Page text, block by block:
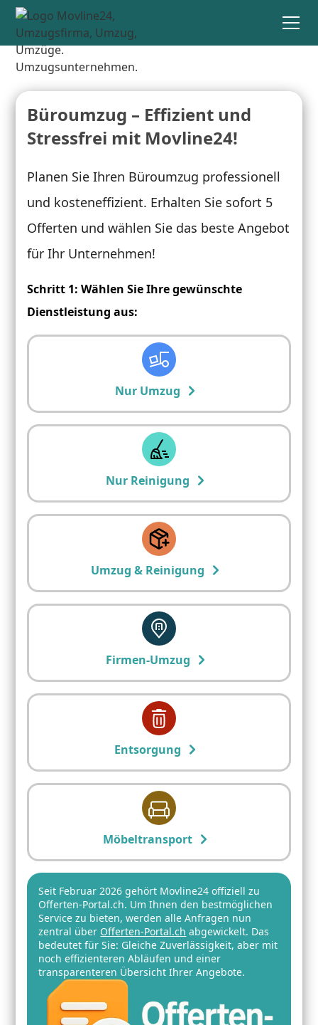
Büroumzug – Effizient und
Stressfrei mit Movline24!
Planen Sie Ihren Büroumzug professionell
und kosteneffizient. Erhalten Sie sofort 5
Offerten und wählen Sie das beste Angebot
für Ihr Unternehmen!
Schritt 1: Wählen Sie Ihre gewünschte
Dienstleistung aus:
Nur Umzug
Nur Reinigung
Umzug & Reinigung
Firmen-Umzug
Entsorgung
Möbeltransport
Seit Februar 2026 gehört Movline24 offiziell zu
Offerten-Portal.ch. Um Ihnen den bestmöglichen
Service zu bieten, werden alle Anfragen nun
zentral über Offerten-Portal.ch abgewickelt. Das
bedeutet für Sie: Gleiche Zuverlässigkeit, aber mit
noch effizienteren Abläufen und einer
transparenteren Übersicht Ihrer Angebote.